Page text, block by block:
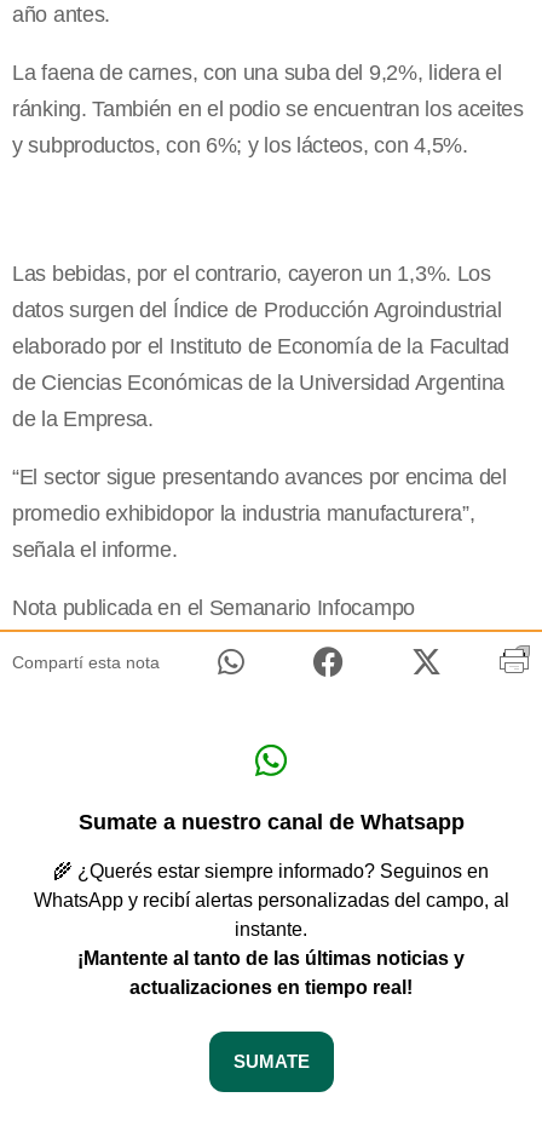
año antes.
La faena de carnes, con una suba del 9,2%, lidera el
ránking. También en el podio se encuentran los aceites
y subproductos, con 6%; y los lácteos, con 4,5%.
Las bebidas, por el contrario, cayeron un 1,3%. Los
datos surgen del Índice de Producción Agroindustrial
elaborado por el Instituto de Economía de la Facultad
de Ciencias Económicas de la Universidad Argentina
de la Empresa.
“El sector sigue presentando avances por encima del
promedio exhibidopor la industria manufacturera”,
señala el informe.
Nota publicada en el Semanario Infocampo
Compartí esta nota
Sumate a nuestro canal de Whatsapp
🌾 ¿Querés estar siempre informado? Seguinos en
WhatsApp y recibí alertas personalizadas del campo, al
instante.
¡Mantente al tanto de las últimas noticias y
actualizaciones en tiempo real!
SUMATE